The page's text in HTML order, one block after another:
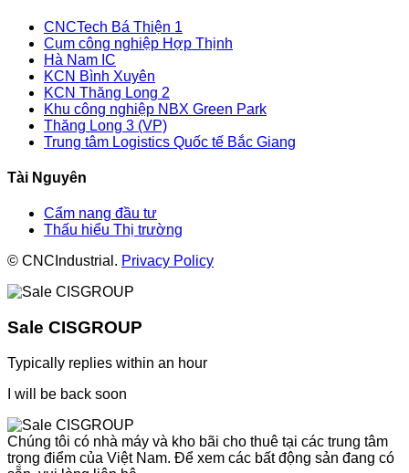
CNCTech Bá Thiện 1
Cụm công nghiệp Hợp Thịnh
Hà Nam IC
KCN Bình Xuyên
KCN Thăng Long 2
Khu công nghiệp NBX Green Park
Thăng Long 3 (VP)
Trung tâm Logistics Quốc tế Bắc Giang
Tài Nguyên
Cẩm nang đầu tư
Thấu hiểu Thị trường
© CNCIndustrial. Privacy Policy
Sale CISGROUP
Typically replies within an hour
I will be back soon
Chúng tôi có nhà máy và kho bãi cho thuê tại các trung tâm
trọng điểm của Việt Nam. Để xem các bất động sản đang có